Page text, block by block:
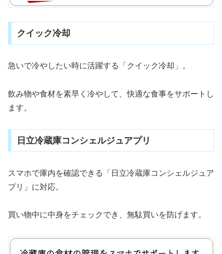
クイック冷却
急いで冷やしたい時に活躍する「クイック冷却」。
飲み物や食材を素早く冷やして、快適な食事をサポートし
ます。
日立冷蔵庫コンシェルジュアプリ
スマホで庫内を確認できる「日立冷蔵庫コンシェルジュア
プリ」に対応。
買い物中に中身をチェックでき、無駄買いを防げます。